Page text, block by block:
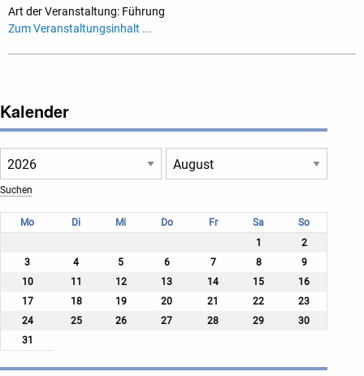
Art der Veranstaltung: Führung
Zum Veranstaltungsinhalt ...
Kalender
Mo Di Mi Do Fr Sa
So
1
2
3
4 5 6 7 8
9
10
11 12 13 14 15
16
17
18 19 20 21 22
23
24
25 26 27 28 29
30
31